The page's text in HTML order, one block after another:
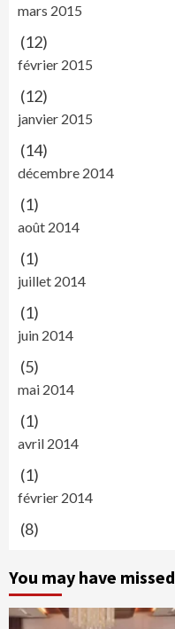
mars 2015
(12)
février 2015
(12)
janvier 2015
(14)
décembre 2014
(1)
août 2014
(1)
juillet 2014
(1)
juin 2014
(5)
mai 2014
(1)
avril 2014
(1)
février 2014
(8)
You may have missed